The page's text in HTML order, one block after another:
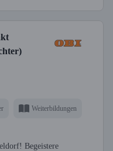
Weiterbildungen
Begeistere